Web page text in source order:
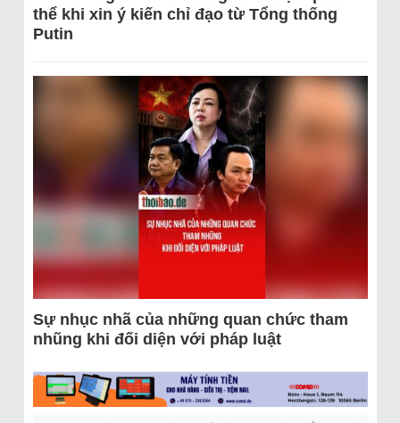
thể khi xin ý kiến chỉ đạo từ Tổng thống
Putin
Sự nhục nhã của những quan chức tham
nhũng khi đối diện với pháp luật